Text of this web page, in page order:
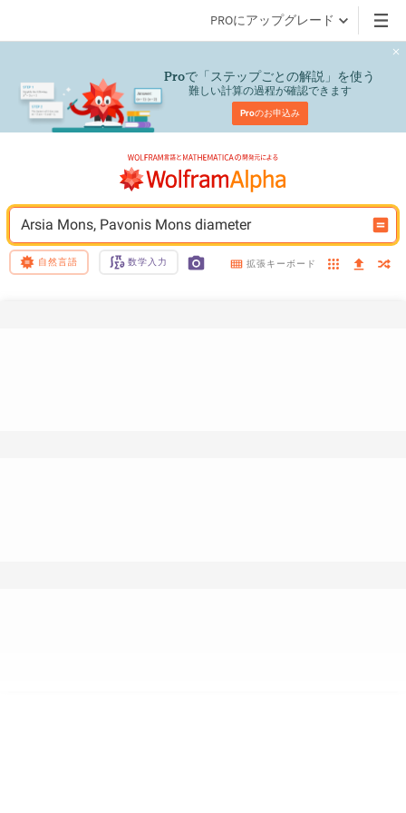
PROにアップグレード
Proで「ステップごとの解説」を使う
難しい計算の過程が確認できます
Proのお申込み
Arsia Mons, Pavonis Mons diameter
自然言語 数学入力 拡張キーボード